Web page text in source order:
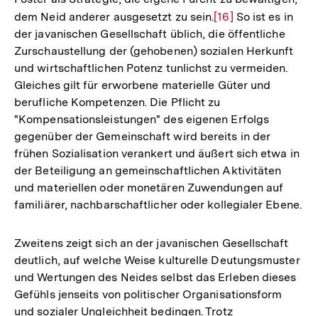
dem Neid anderer ausgesetzt zu sein.Zur
Auflösung
der
Fußnote
[16] So ist es in
der javanischen Gesellschaft üblich, die öffentliche
Zurschaustellung der (gehobenen) sozialen Herkunft
und wirtschaftlichen Potenz tunlichst zu vermeiden.
Gleiches gilt für erworbene materielle Güter und
berufliche Kompetenzen. Die Pflicht zu
"Kompensationsleistungen" des eigenen Erfolgs
gegenüber der Gemeinschaft wird bereits in der
frühen Sozialisation verankert und äußert sich etwa in
der Beteiligung an gemeinschaftlichen Aktivitäten
und materiellen oder monetären Zuwendungen auf
familiärer, nachbarschaftlicher oder kollegialer Ebene.
Zweitens zeigt sich an der javanischen Gesellschaft
deutlich, auf welche Weise kulturelle Deutungsmuster
und Wertungen des Neides selbst das Erleben dieses
Gefühls jenseits von politischer Organisationsform
und sozialer Ungleichheit bedingen. Trotz